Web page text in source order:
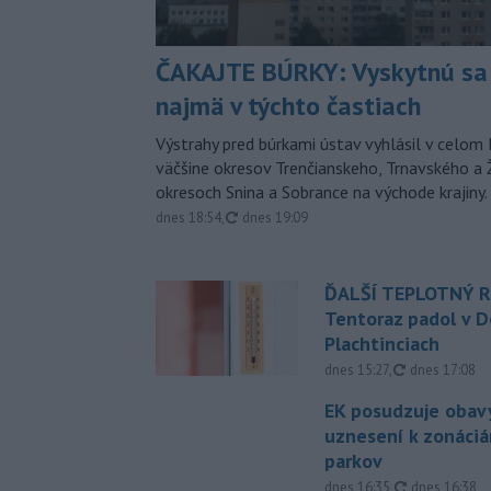
ČAKAJTE BÚRKY: Vyskytnú
najmä v týchto častiach
Výstrahy pred búrkami ústav vyhlásil v
väčšine okresov Trenčianskeho, Trnavského a
okresoch Snina a Sobrance na východe krajiny.
dnes 18:54, aktualizované
dnes 19:09
ĎALŠÍ TEPLOTNÝ
Tentoraz padol v
Plachtinciach
dnes 15:27, aktualizované
dnes 17:08
EK posudzuje
uznesení k
parkov
dnes 16:35 aktualizované
dnes 16:38